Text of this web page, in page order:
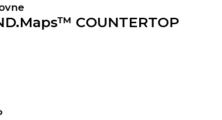
COUNTERTOP